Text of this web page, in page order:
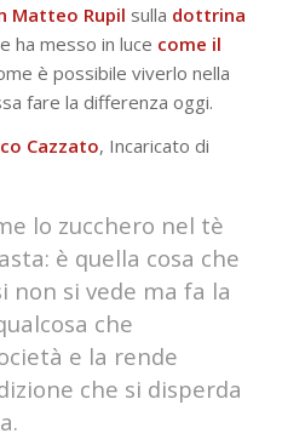
Matteo Rupil sulla dottrina
ha messo in luce come il
è possibile viverlo nella
fare la differenza oggi.
Cazzato, Incaricato di
lo zucchero nel tè
è quella cosa che
non si vede ma fa la
che
e la rende
che si disperda